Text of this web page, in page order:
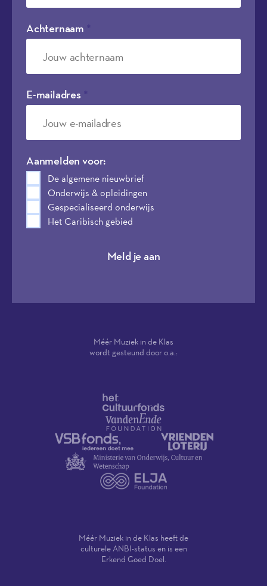
Achternaam
E-mailadres
Aanmelden voor:
De algemene nieuwbrief
Onderwijs & opleidingen
Gespecialiseerd onderwijs
Het Caribisch gebied
Meld je aan
Méér Muziek in de Klas
wordt gesteund door o.a.:
Méér Muziek in de Klas heeft de
culturele ANBI-status en is een
Erkend Goed Doel.